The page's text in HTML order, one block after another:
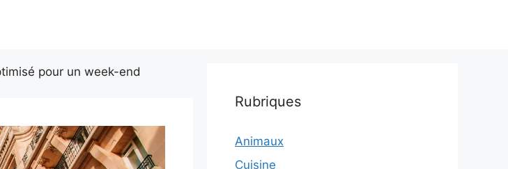
pour un week-end
Rubriques
Animaux
Cuisine